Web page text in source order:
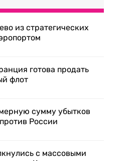
из стратегических
готова продать
флот
сумму убытков
России
с массовыми